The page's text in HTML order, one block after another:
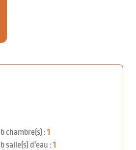
chambre(s) :1
salle(s) d'eau :1